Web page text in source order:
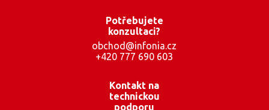
Potřebujete
konzultaci?
obchod@infonia.cz
+420 777 690 603
Kontakt na
technickou
podporu